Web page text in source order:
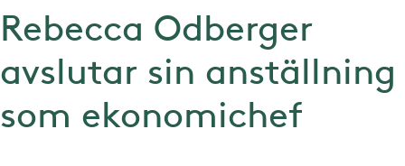
Rebecca Odberger
avslutar sin anställning
som ekonomichef